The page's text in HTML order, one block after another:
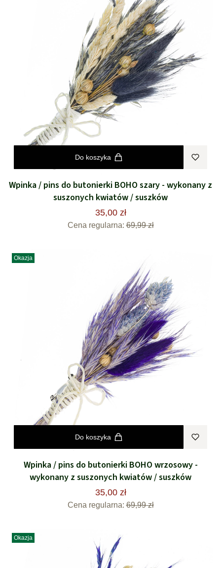
Do koszyka
Wpinka / pins do butonierki BOHO szary - wykonany z
suszonych kwiatów / suszków
35,00 zł
Cena regularna: 69,99 zł
Okazja
Do koszyka
Wpinka / pins do butonierki BOHO wrzosowy -
wykonany z suszonych kwiatów / suszków
35,00 zł
Cena regularna: 69,99 zł
Okazja